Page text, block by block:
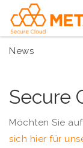
News
Secure
Möchten Sie
sich hier für